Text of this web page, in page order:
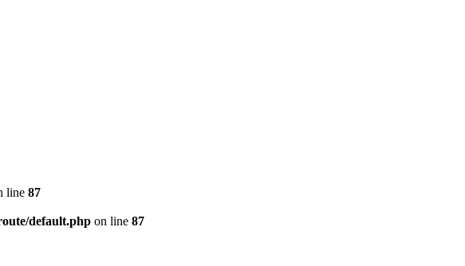
line 87
default.php on line 87